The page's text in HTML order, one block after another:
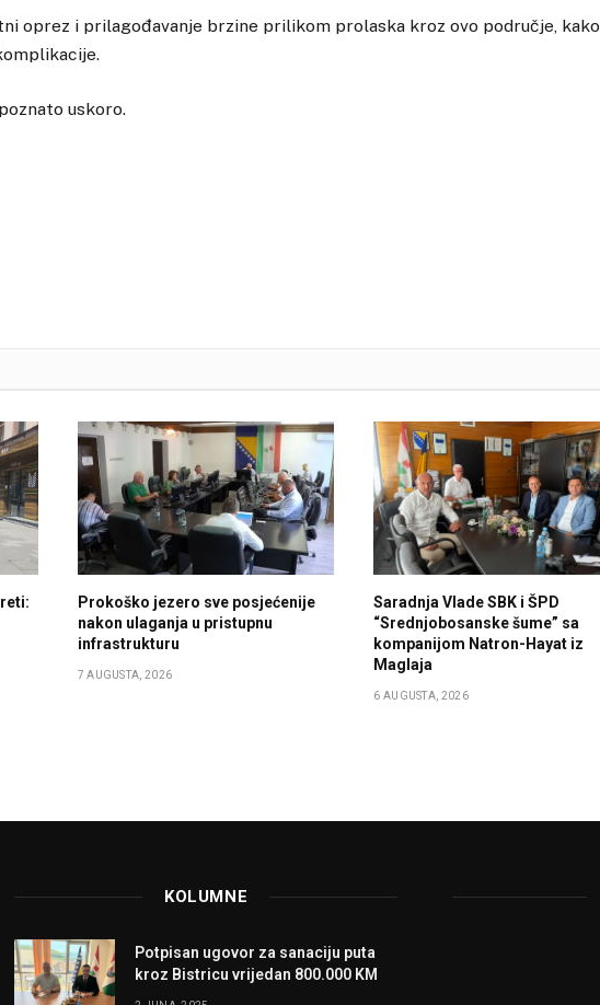
oprez i prilagođavanje brzine prilikom prolaska kroz ovo područje, kako
uskoro.
Prokoško jezero sve posjećenije
nakon ulaganja u pristupnu
infrastrukturu
7 AUGUSTA, 2026
Saradnja Vlade SBK i ŠPD
“Srednjobosanske šume” sa
kompanijom Natron-Hayat iz
Maglaja
6 AUGUSTA, 2026
KOLUMNE
Potpisan ugovor za sanaciju puta
kroz Bistricu vrijedan 800.000 KM